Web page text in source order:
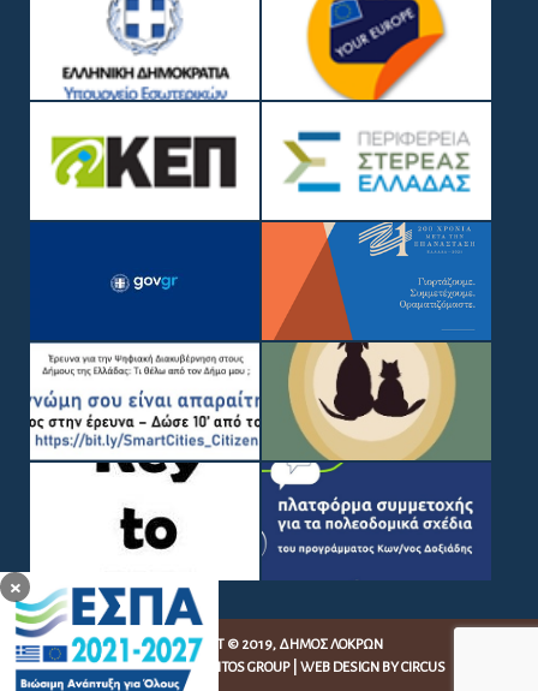
×
COPYRIGHT © 2019, ΔΉΜΟΣ ΛΟΚΡΏΝ
WEB DEVELOPMENT BYEGRITOS GROUP| WEB DESIGN BY CIRCUS